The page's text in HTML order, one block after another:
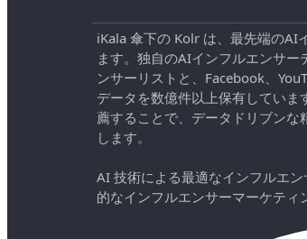
iKala 傘下の Kolr は、最先端のAI
ます。独自のAIインフルエンサ
ンサーリストと、Facebook、
データを数億件以上保有してい
薦することで、データドリブンな
します。
AI 技術による最適なインフルエ
的なインフルエンサーマーケティ